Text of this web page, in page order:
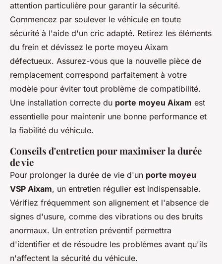
attention particulière pour garantir la sécurité.
Commencez par soulever le véhicule en toute
sécurité à l'aide d'un cric adapté. Retirez les éléments
du frein et dévissez le porte moyeu Aixam
défectueux. Assurez-vous que la nouvelle pièce de
remplacement correspond parfaitement à votre
modèle pour éviter tout problème de compatibilité.
Une installation correcte du porte moyeu Aixam est
essentielle pour maintenir une bonne performance et
la fiabilité du véhicule.
Conseils d'entretien pour maximiser la durée
de vie
Pour prolonger la durée de vie d'un porte moyeu
VSP Aixam, un entretien régulier est indispensable.
Vérifiez fréquemment son alignement et l'absence de
signes d'usure, comme des vibrations ou des bruits
anormaux. Un entretien préventif permettra
d'identifier et de résoudre les problèmes avant qu'ils
n'affectent la sécurité du véhicule.